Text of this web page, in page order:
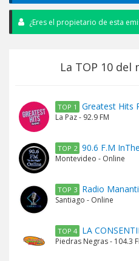
¿Eres el propietario de esta
La TOP 10 del
TOP 1 Greatest Hits
La Paz - 92.9 FM
TOP 2 90.6 F.M
Montevideo - Online
TOP 3 Radio
Santiago - Online
TOP 4 LA
Piedras Negras - 104.3